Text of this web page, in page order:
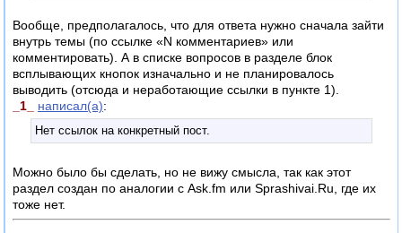
Вообще, предполагалось, что для ответа нужно сначала зайти
внутрь темы (по ссылке «N комментариев» или
комментировать). А в списке вопросов в разделе блок
всплывающих кнопок изначально и не планировалось
выводить (отсюда и неработающие ссылки в пункте 1).
_1_
написал(а):
Нет ссылок на конкретный пост.
Можно было бы сделать, но не вижу смысла, так как этот
раздел создан по аналогии с Ask.fm или Sprashivai.Ru, где их
тоже нет.